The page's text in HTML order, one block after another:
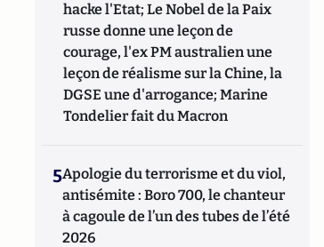
hacke l'Etat; Le Nobel de la Paix
russe donne une leçon de
courage, l'ex PM australien une
leçon de réalisme sur la Chine, la
DGSE une d'arrogance; Marine
Tondelier fait du Macron
5Apologie du terrorisme et du viol,
antisémite : Boro 700, le chanteur
à cagoule de l’un des tubes de l’été
2026